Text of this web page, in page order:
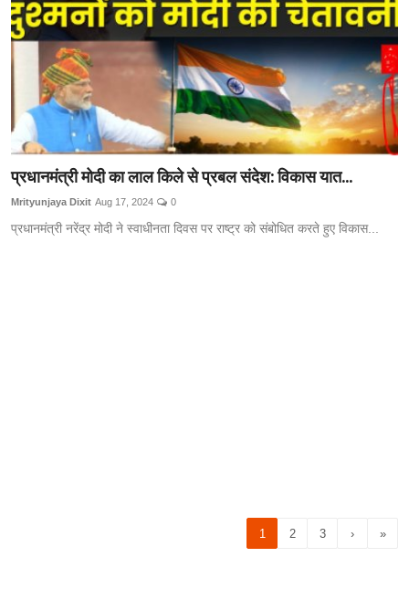
प्रधानमंत्री मोदी का लाल किले से प्रबल संदेश: विकास यात...
Mrityunjaya Dixit Aug 17, 2024 0
प्रधानमंत्री नरेंद्र मोदी ने स्वाधीनता दिवस पर राष्ट्र को संबोधित करते हुए विकास...
1 2 3 › »